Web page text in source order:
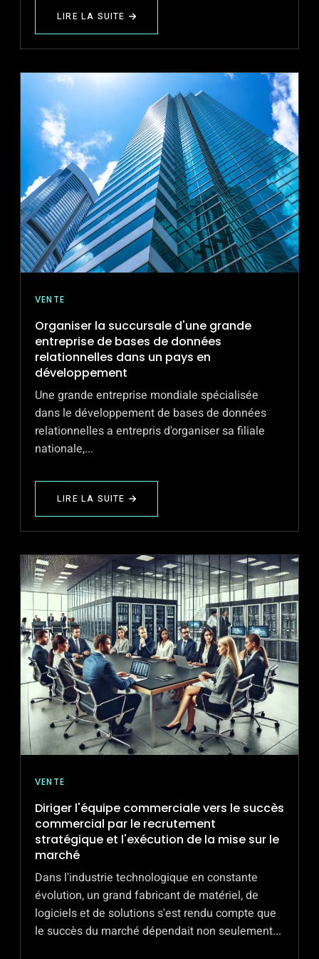
LIRE LA SUITE
ABOUT
ORGANISER
LES
AU
MEXIQUE
UNE
ENTREPRISE
DE
LOGICIELS
DE
GESTION
DE
LA
RELATION
CLIENT
(CRM)
ET
D'ASSISTANCE
VENTE
Organiser la succursale d'une grande
entreprise de bases de données
relationnelles dans un pays en
développement
Une grande entreprise mondiale spécialisée
dans le développement de bases de données
relationnelles a entrepris d'organiser sa filiale
nationale,...
LIRE LA SUITE
ABOUT
ORGANISER
LA
D'UNE
GRANDE
ENTREPRISE
DE
BASES
DE
DONNÉES
RELATIONNELLES
DANS
UN
PAYS
EN
DÉVELOPPEMENT
VENTE
Diriger l'équipe commerciale vers le succès
commercial par le recrutement
stratégique et l'exécution de la mise sur le
marché
Dans l'industrie technologique en constante
évolution, un grand fabricant de matériel, de
logiciels et de solutions s'est rendu compte que
le succès du marché dépendait non seulement...